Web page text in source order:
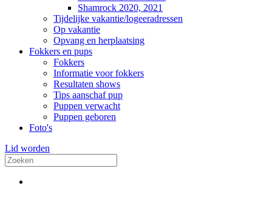
Shamrock 2020, 2021
Tijdelijke vakantie/logeeradressen
Op vakantie
Opvang en herplaatsing
Fokkers en pups
Fokkers
Informatie voor fokkers
Resultaten shows
Tips aanschaf pup
Puppen verwacht
Puppen geboren
Foto's
Lid worden